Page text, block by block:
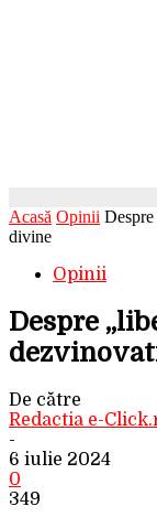
Acasă Opinii
divine
Opinii
Despre
De către
Redactia e-
-
6 iulie 2024
0
349